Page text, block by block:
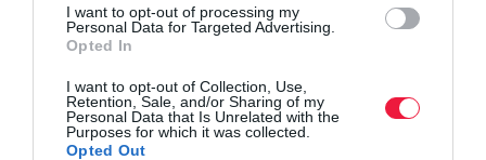
I want to opt-out of processing my
Personal Data for Targeted Advertising.
Opted In
I want to opt-out of Collection, Use,
Retention, Sale, and/or Sharing of my
Personal Data that Is Unrelated with the
Purposes for which it was collected.
Opted Out
Az Európai Unió tagállamainak élelmiszerbiztonsági szakértői
szabályozására. A listán teljesen hétköznapi étrend-kiegészítők is
szerepelnek, írja…